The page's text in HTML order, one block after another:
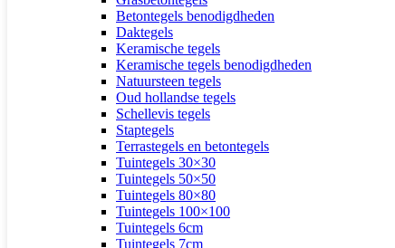
Betontegels benodigdheden
Daktegels
Keramische tegels
Keramische tegels benodigdheden
Natuursteen tegels
Oud hollandse tegels
Schellevis tegels
Staptegels
Terrastegels en betontegels
Tuintegels 30×30
Tuintegels 50×50
Tuintegels 80×80
Tuintegels 100×100
Tuintegels 6cm
Tuintegels 7cm